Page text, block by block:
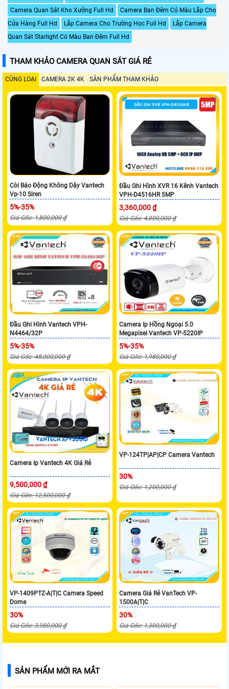
Camera Quan Sát Kho Xưởng Full Hd
Camera Ban Đêm Có Màu Lắp Cho
Cửa Hàng Full Hd
Lắp Camera Cho Trường Học Full Hd
Lắp Camera
Quan Sát Starlight Có Màu Ban Đêm Full Hd
THAM KHẢO CAMERA QUAN SÁT GIÁ RẺ
CÙNG LOẠI CAMERA 2K 4K SẢN PHẨM THAM KHẢO
Còi Báo Động Không Dây Vantech
Vp-10 Siren
5%-35%
Giá Gốc: 1,800,000 ₫
Đầu Ghi Hình XVR 16 Kênh Vantech
VPH-D4516HR 5MP
3,360,000 ₫
Giá Gốc: 4,800,000 ₫
Đầu Ghi Hình Vantech VPH-
N4464/32P
5%-35%
Giá Gốc: 48,000,000 ₫
Camera Ip Hồng Ngoại 5.0
Megapixel Vantech VP-5220IP
5%-35%
Giá Gốc: 1,980,000 ₫
Camera Ip Vantech 4K Giá Rẻ
9,500,000 ₫
Giá Gốc: 12,500,000 ₫
VP-124TP|AP|CP Camera Vantech
30%
Giá Gốc: 1,200,000 ₫
VP-1409PTZ-A|T|C Camera Speed
Dome
30%
Giá Gốc: 3,980,000 ₫
Camera Giá Rẻ VanTech VP-
1500A|T|C
30%
Giá Gốc: 1,300,000 ₫
SẢN PHẨM MỚI RA MẮT